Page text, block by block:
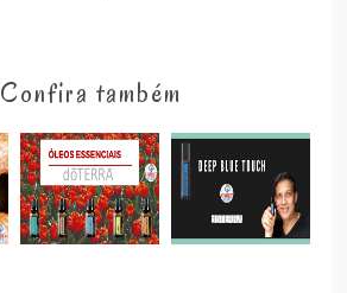
Confira também